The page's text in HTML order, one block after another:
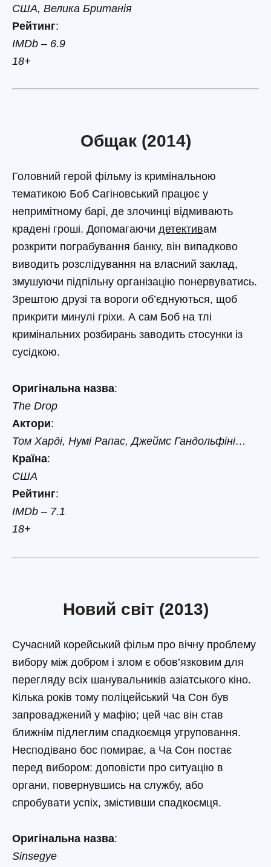
США, Велика Британія
Рейтинг:
IMDb – 6.9
18+
Общак (2014)
Головний герой фільму із кримінальною
тематикою Боб Сагіновський працює у
непримітному барі, де злочинці відмивають
крадені гроші. Допомагаючи детективам
розкрити пограбування банку, він випадково
виводить розслідування на власний заклад,
змушуючи підпільну організацію понервуватись.
Зрештою друзі та вороги об’єднуються, щоб
прикрити минулі гріхи. А сам Боб на тлі
кримінальних розбирань заводить стосунки із
сусідкою.
Оригінальна назва:
The Drop
Актори:
Том Харді, Нумі Рапас, Джеймс Гандольфіні…
Країна:
США
Рейтинг:
IMDb – 7.1
18+
Новий світ (2013)
Сучасний корейський фільм про вічну проблему
вибору між добром і злом є обов’язковим для
перегляду всіх шанувальників азіатського кіно.
Кілька років тому поліцейський Ча Сон був
запроваджений у мафію; цей час він став
ближнім підлеглим спадкоємця угруповання.
Несподівано бос помирає, а Ча Сон постає
перед вибором: доповісти про ситуацію в
органи, повернувшись на службу, або
спробувати успіх, змістивши спадкоємця.
Оригінальна назва:
Sinsegye